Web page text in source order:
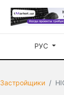
РУС
Застройщики